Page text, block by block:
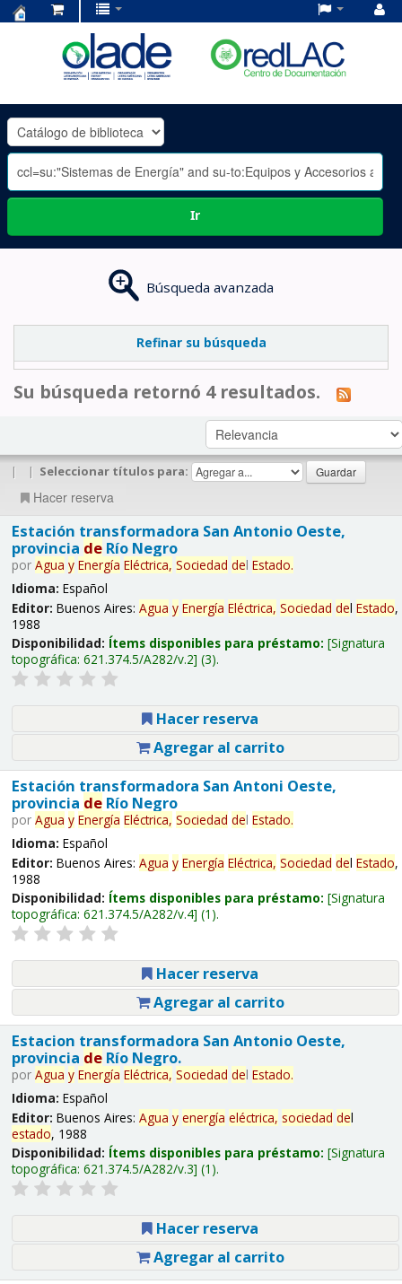
OLADE
-
Ir
Búsqueda avanzada
Refinar su búsqueda
Su búsqueda retornó 4 resultados.
| | Seleccionar títulos para:
Hacer reserva
Estación transformadora San Antonio Oeste,
provincia deRío Negro
por Agua y Energía Eléctrica, Sociedad del Estado.
Idioma: Español
Editor: Buenos Aires: Agua y Energía Eléctrica, Sociedad del Estado,
1988
Disponibilidad: Ítems disponibles para préstamo: Signatura
topográfica: 621.374.5/A282/v.2 (3).
Hacer reserva
Agregar al carrito
Estación transformadora San Antoni Oeste,
provincia deRío Negro
por Agua y Energía Eléctrica, Sociedad del Estado.
Idioma: Español
Editor: Buenos Aires: Agua y Energía Eléctrica, Sociedad del Estado,
1988
Disponibilidad: Ítems disponibles para préstamo: Signatura
topográfica: 621.374.5/A282/v.4 (1).
Hacer reserva
Agregar al carrito
Estacion transformadora San Antonio Oeste,
provincia deRío Negro.
por Agua y Energía Eléctrica, Sociedad del Estado.
Idioma: Español
Editor: Buenos Aires: Agua y energía eléctrica, sociedad del
estado, 1988
Disponibilidad: Ítems disponibles para préstamo: Signatura
topográfica: 621.374.5/A282/v.3 (1).
Hacer reserva
Agregar al carrito